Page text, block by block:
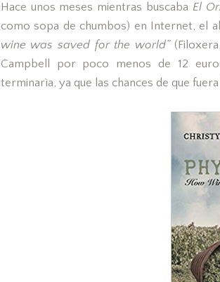
Hace unos meses mientras buscaba El
como sopa de chumbos) en Internet, el
wine was saved for the world”
Campbell por poco menos de 12
terminarìa, ya que las chances de que